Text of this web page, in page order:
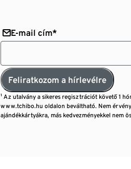
E-mail cím*
Feliratkozom a hírlevélre
¹ Az utalvány a sikeres regisztrációt követő 1
www.tchibo.hu oldalon beváltható. Nem
ajándékkártyákra, más kedvezményekkel nem